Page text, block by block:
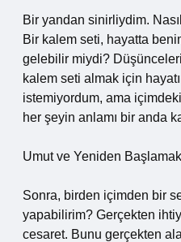
Bir yandan sinirliydim.
Bir kalem seti, hayatta
gelebilir miydi?
kalem seti almak için
istemiyordum, ama
her şeyin anlamı bir anda
Umut ve Yeniden Başlamak
Sonra, birden içimden bir
yapabilirim? Gerçekten
cesaret. Bunu gerçekten